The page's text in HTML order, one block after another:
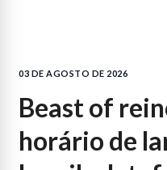
03 DE AGOSTO DE 2026
beast of reincarnation:
horário de